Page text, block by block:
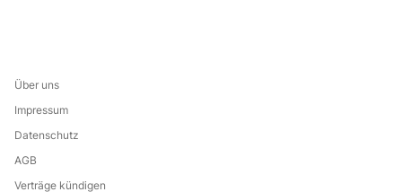
Über uns
Impressum
Datenschutz
AGB
Verträge kündigen